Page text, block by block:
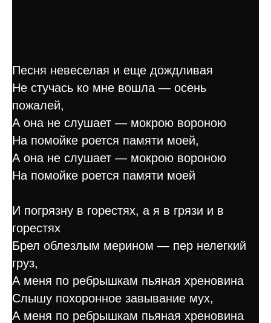
Песня невеселая и еще дождливая
Hе стучась ко мне вошла — осень
пожалей,
А она не слушает — мокрою вороною
Hа помойке роется памяти моей,
А она не слушает — мокрою вороною
Hа помойке роется памяти моей
И погрязну в горестях, а я в грязи и в
горестях
Брел облезлым мерином — пер нелегкий
груз,
А меня по ребрышкам пьяная хреновина
Слышу похоронное завывание мух,
А меня по ребрышкам пьяная хреновина